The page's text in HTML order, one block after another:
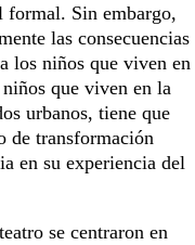
formal. Sin embargo,
las consecuencias
los niños que viven en
que viven en la
urbanos, tiene que
de transformación
en su experiencia del
se centraron en